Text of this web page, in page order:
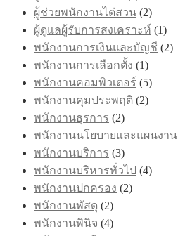
ผู้ช่วยพนักงานไต่สวน (2)
ผู้ดูแลผู้รับการสงเคราะห์ (1)
พนักงานการเงินและบัญชี (2)
พนักงานการเลือกตั้ง (1)
พนักงานคอมพิวเตอร์ (5)
พนักงานคุมประพฤติ (2)
พนักงานธุรการ (2)
พนักงานนโยบายและแผนงาน
พนักงานบริการ (3)
พนักงานบริหารทั่วไป (4)
พนักงานปกครอง (2)
พนักงานพัสดุ (2)
พนักงานพินิจ (4)